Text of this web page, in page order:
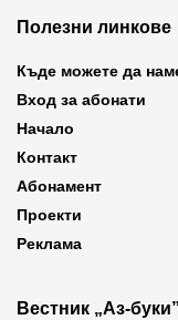
Полезни линкове
Къде можете да
Вход за абонати
Начало
Контакт
Абонамент
Проекти
Реклама
Вестник „Аз-буки”